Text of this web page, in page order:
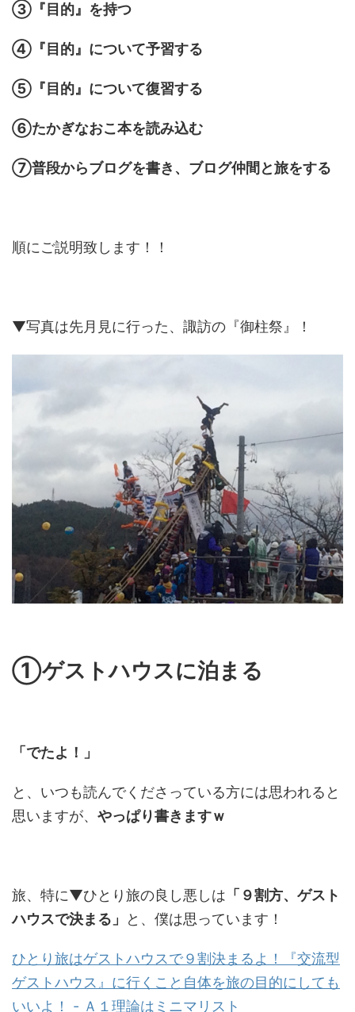
③『目的』を持つ
④『目的』について予習する
⑤『目的』について復習する
⑥たかぎなおこ本を読み込む
⑦普段からブログを書き、ブログ仲間と旅をする
順にご説明致します！！
▼写真は先月見に行った、諏訪の『御柱祭』！
①ゲストハウスに泊まる
「でたよ！」
と、いつも読んでくださっている方には思われると
思いますが、 やっぱり書きますｗ
旅、特に▼ひとり旅の良し悪しは 「９割方、ゲスト
ハウスで決まる」
と、僕は思っています！
ひとり旅はゲストハウスで９割決まるよ！『交流型
ゲストハウス』に行くこと自体を旅の目的にしても
いいよ！ - Ａ１理論はミニマリスト